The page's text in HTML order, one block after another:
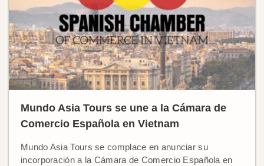
Mundo Asia Tours se une a la Cámara de
Comercio Española en Vietnam
Mundo Asia Tours se complace en anunciar su
incorporación a la Cámara de Comercio Española en